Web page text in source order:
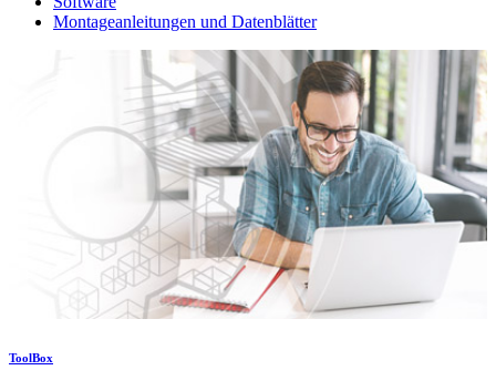
Montageanleitungen und Datenblätter
ToolBox